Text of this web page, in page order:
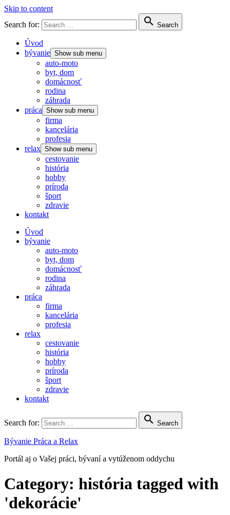
Skip to content
Search for:
 Search
Úvod
bývanie Show sub menu
auto-moto
byt, dom
domácnosť
rodina
záhrada
práca Show sub menu
firma
kancelária
profesia
relax Show sub menu
cestovanie
história
hobby
príroda
šport
zdravie
kontakt
Úvod
bývanie
auto-moto
byt, dom
domácnosť
rodina
záhrada
práca
firma
kancelária
profesia
relax
cestovanie
história
hobby
príroda
šport
zdravie
kontakt
Search for:  Search
Bývanie Práca a Relax
Portál aj o Vašej práci, bývaní a vytúženom oddychu
Category: história tagged with
'dekorácie'